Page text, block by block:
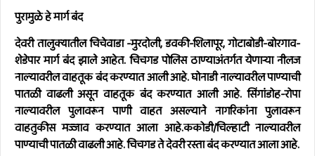
पुरामुळे हे मार्ग बंद
देवरी तालुक्यातील चिचेवाडा -मुरदोली, डवकी-शिलापूर, गोटाबोडी-बोरगाव-
शेडेपार मार्ग बंद झाले आहेत. चिचगड पोलिस ठाण्याअंतर्गत येणार्‍या नीलज
नाल्यावरील वाहतूक बंद करण्यात आली आहे. घोनाडी नाल्यावरील पाण्याची
पातळी वाढली असून वाहतूक बंद करण्यात आली आहे. सिंगांडोह-रोपा
नाल्यावरील पुलावरून पाणी वाहत असल्याने नागरिकांना पुलावरून
वाहतुकीस मज्जाव करण्यात आला आहे.ककोडी/चिल्हाटी नाल्यावरील
पाण्याची पातळी वाढली आहे. चिचगड ते देवरी रस्ता बंद करण्यात आला आहे.